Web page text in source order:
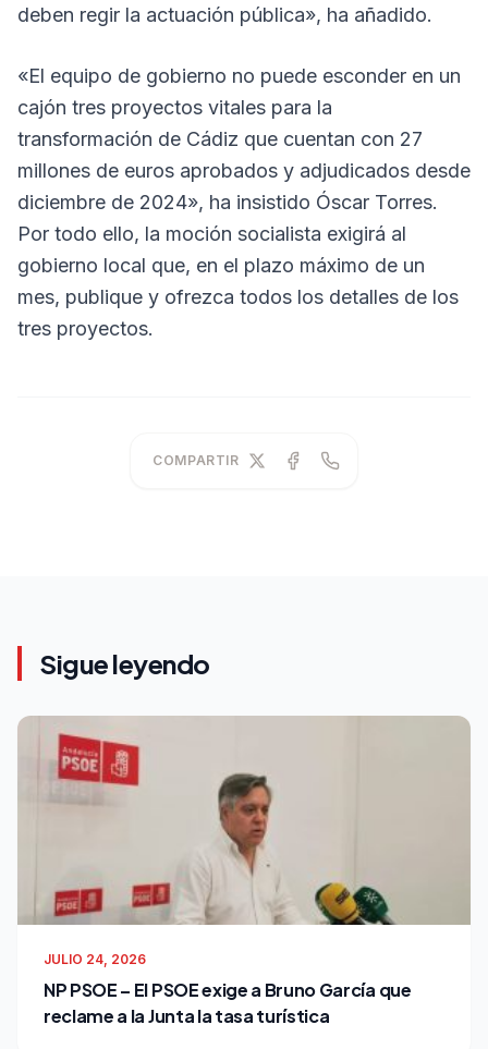
deben regir la actuación pública», ha añadido.
«El equipo de gobierno no puede esconder en un
cajón tres proyectos vitales para la
transformación de Cádiz que cuentan con 27
millones de euros aprobados y adjudicados desde
diciembre de 2024», ha insistido Óscar Torres.
Por todo ello, la moción socialista exigirá al
gobierno local que, en el plazo máximo de un
mes, publique y ofrezca todos los detalles de los
tres proyectos.
COMPARTIR
Sigue leyendo
JULIO 24, 2026
NP PSOE – El PSOE exige a Bruno García que
reclame a la Junta la tasa turística